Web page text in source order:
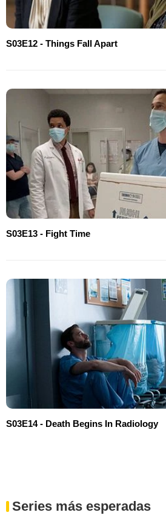
S03E12 - Things Fall Apart
S03E13 - Fight Time
S03E14 - Death Begins In Radiology
Series más esperadas